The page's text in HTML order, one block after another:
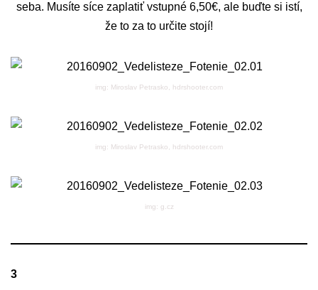
seba. Musíte síce zaplatiť vstupné 6,50€, ale buďte si istí,
že to za to určite stojí!
img: Miroslav Petrasko, hdrshooter.com
img: Miroslav Petrasko, hdrshooter.com
img: g.cz
3